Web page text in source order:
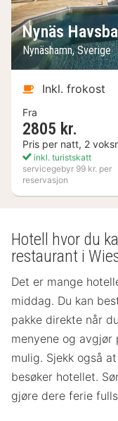
Nynäs
Nynäshamn, Sverige
Inkl. frokost
Fra
2805 kr.
Pris per natt, 2
inkl. turistskatt
servicegebyr 99 kr. per
reservasjon
Hotell hvor du
restaurant i
Det er mange
middag. Du kan
pakke direkte når
menyene og avgjør
mulig. Sjekk også
besøker hotellet.
gjøre dere ferie